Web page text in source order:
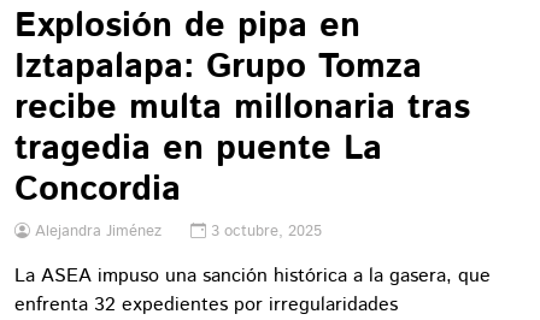
Explosión de pipa en
Iztapalapa: Grupo Tomza
recibe multa millonaria tras
tragedia en puente La
Concordia
Alejandra Jiménez 3 octubre, 2025
La ASEA impuso una sanción histórica a la gasera, que
enfrenta 32 expedientes por irregularidades